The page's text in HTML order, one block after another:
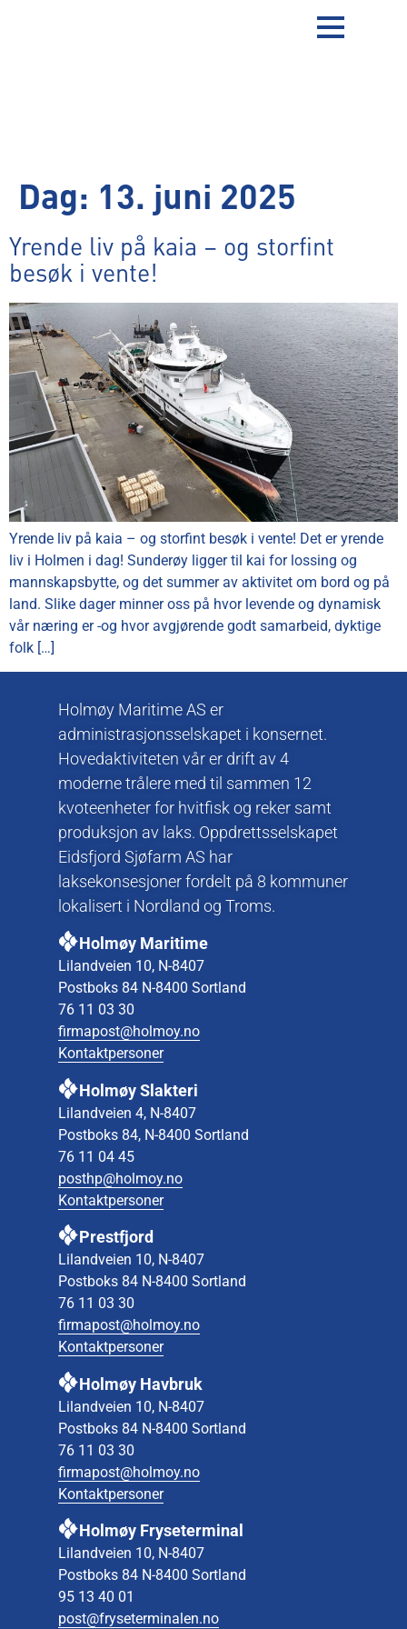
Dag: 13. juni 2025
Yrende liv på kaia – og storfint
besøk i vente!
Yrende liv på kaia – og storfint besøk i vente! Det er yrende
liv i Holmen i dag! Sunderøy ligger til kai for lossing og
mannskapsbytte, og det summer av aktivitet om bord og på
land. Slike dager minner oss på hvor levende og dynamisk
vår næring er -og hvor avgjørende godt samarbeid, dyktige
folk […]
Holmøy Maritime AS er
administrasjonsselskapet i konsernet.
Hovedaktiviteten vår er drift av 4
moderne trålere med til sammen 12
kvoteenheter for hvitfisk og reker samt
produksjon av laks. Oppdrettsselskapet
Eidsfjord Sjøfarm AS har
laksekonsesjoner fordelt på 8 kommuner
lokalisert i Nordland og Troms.
Holmøy Maritime
Lilandveien 10, N-8407
Postboks 84 N-8400 Sortland
76 11 03 30
firmapost@holmoy.no
Kontaktpersoner
Holmøy Slakteri
Lilandveien 4, N-8407
Postboks 84, N-8400 Sortland
76 11 04 45
posthp@holmoy.no
Kontaktpersoner
Prestfjord
Lilandveien 10, N-8407
Postboks 84 N-8400 Sortland
76 11 03 30
firmapost@holmoy.no
Kontaktpersoner
Holmøy Havbruk
Lilandveien 10, N-8407
Postboks 84 N-8400 Sortland
76 11 03 30
firmapost@holmoy.no
Kontaktpersoner
Holmøy Fryseterminal
Lilandveien 10, N-8407
Postboks 84 N-8400 Sortland
95 13 40 01
post@fryseterminalen.no